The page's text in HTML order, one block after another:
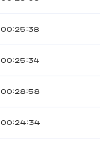
00:25:38
00:25:34
00:28:58
00:24:34